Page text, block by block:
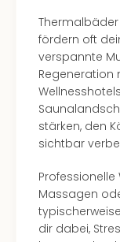
fördern oft
verspannte
Regeneration
stärken, den
sichtbar
Massagen
dir dabei,